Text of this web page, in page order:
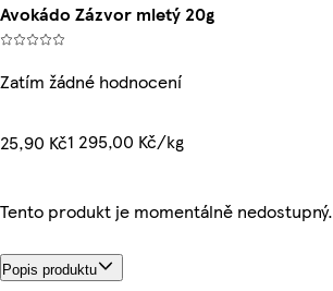
Avokádo Zázvor mletý 20g
Zatím žádné hodnocení
25,90 Kč1 295,00 Kč/kg
Tento produkt je momentálně nedostupný.
Popis produktu